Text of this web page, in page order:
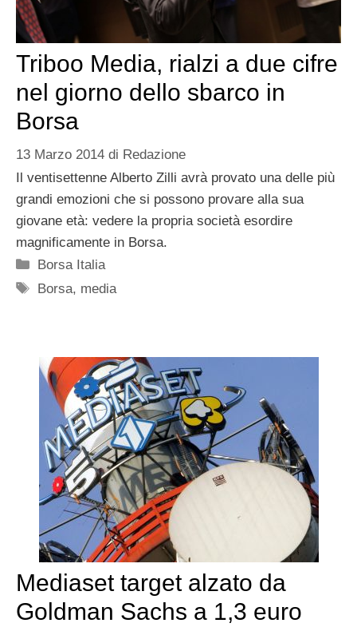
Triboo Media, rialzi a due cifre
nel giorno dello sbarco in
Borsa
13 Marzo 2014 di Redazione
Il ventisettenne Alberto Zilli avrà provato una delle più
grandi emozioni che si possono provare alla sua
giovane età: vedere la propria società esordire
magnificamente in Borsa.
Categorie
Borsa Italia
Tag
Borsa, media
Mediaset target alzato da
Goldman Sachs a 1,3 euro